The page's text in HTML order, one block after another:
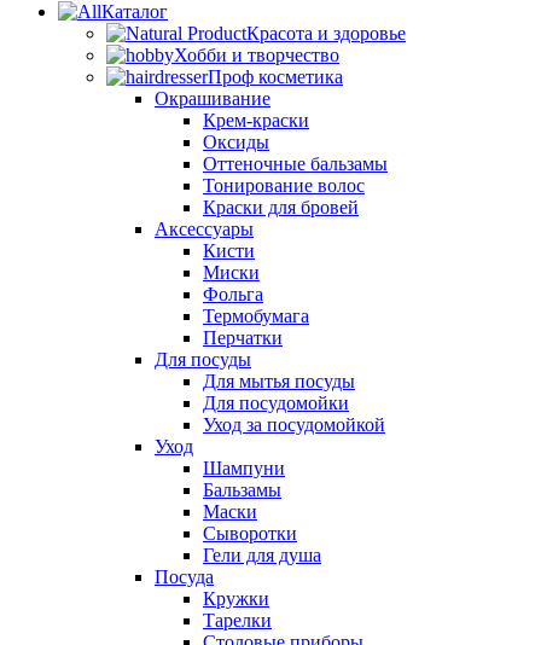
Каталог
Красота и здоровье
Хобби и творчество
Проф косметика
Окрашивание
Крем-краски
Оксиды
Оттеночные бальзамы
Тонирование волос
Краски для бровей
Аксессуары
Кисти
Миски
Фольга
Термобумага
Перчатки
Для посуды
Для мытья посуды
Для посудомойки
Уход за посудомойкой
Уход
Шампуни
Бальзамы
Маски
Сыворотки
Гели для душа
Посуда
Кружки
Тарелки